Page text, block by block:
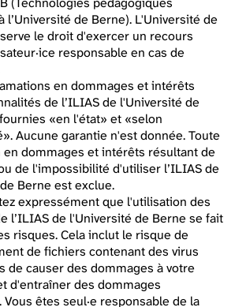
l’Université de Berne). L'Université de
le droit d'exercer un recours
responsable en cas de
en dommages et intérêts
de l’ILIAS de l'Université de
«en l'état» et «selon
Aucune garantie n'est donnée. Toute
en dommages et intérêts résultant de
de l'impossibilité d'utiliser l’ILIAS de
Berne est exclue.
expressément que l'utilisation des
l’ILIAS de l'Université de Berne se fait
risques. Cela inclut le risque de
de fichiers contenant des virus
de causer des dommages à votre
d'entraîner des dommages
êtes seul·e responsable de la